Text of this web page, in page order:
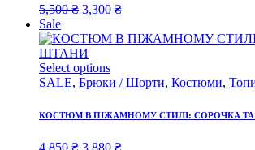
5,500₴ Original
was:
5,500 ₴.
3,300 ₴Current
is:
Sale
Select options
SALE, Брюки / Шорти, Костюми,
КОСТЮМ В ПІЖАМНОМУ СТИЛІ: СОРОЧКА
4,850₴ Original
3,880 ₴Current